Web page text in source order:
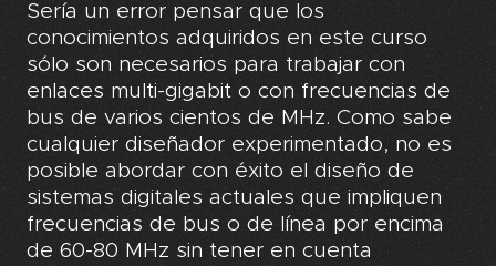
Sería un error pensar que los
conocimientos adquiridos en este curso
sólo son necesarios para trabajar con
enlaces multi-gigabit o con frecuencias de
bus de varios cientos de MHz. Como sabe
cualquier diseñador experimentado, no es
posible abordar con éxito el diseño de
sistemas digitales actuales que impliquen
frecuencias de bus o de línea por encima
de 60-80 MHz sin tener en cuenta